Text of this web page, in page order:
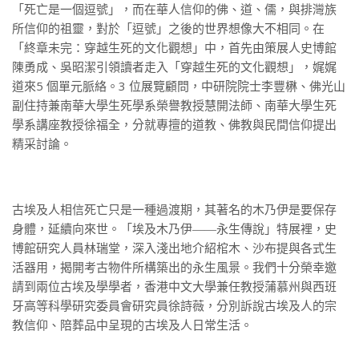
「死亡是一個逗號」，而在華人信仰的佛、道、儒，與排灣族
所信仰的祖靈，對於「逗號」之後的世界想像大不相同。在
「終章未完：穿越生死的文化觀想」中，首先由策展人史博館
陳勇成、吳昭潔引領讀者走入「穿越生死的文化觀想」，娓娓
道來5 個單元脈絡。3 位展覽顧問，中研院院士李豐楙、佛光山
副住持兼南華大學生死學系榮譽教授慧開法師、南華大學生死
學系講座教授徐福全，分就專擅的道教、佛教與民間信仰提出
精采討論。
古埃及人相信死亡只是一種過渡期，其著名的木乃伊是要保存
身體，延續向來世。「埃及木乃伊――永生傳說」特展裡，史
博館研究人員林瑞堂，深入淺出地介紹棺木、沙布提與各式生
活器用，揭開考古物件所構築出的永生風景。我們十分榮幸邀
請到兩位古埃及學學者，香港中文大學兼任教授蒲慕州與西班
牙高等科學研究委員會研究員徐詩薇，分別訴說古埃及人的宗
教信仰、陪葬品中呈現的古埃及人日常生活。